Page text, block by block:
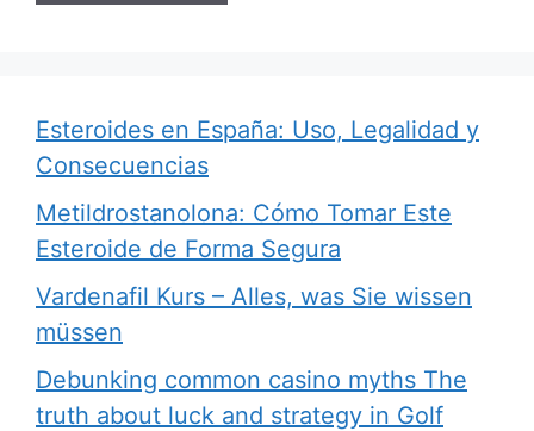
Esteroides en España: Uso, Legalidad y
Consecuencias
Metildrostanolona: Cómo Tomar Este
Esteroide de Forma Segura
Vardenafil Kurs – Alles, was Sie wissen
müssen
Debunking common casino myths The
truth about luck and strategy in Golf